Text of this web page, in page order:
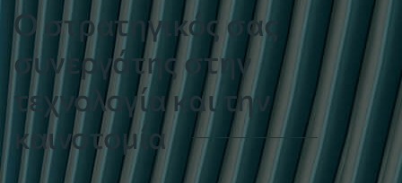
Ο στρατηγικός σας
συνεργάτης στην
τεχνολογία και την
καινοτομία